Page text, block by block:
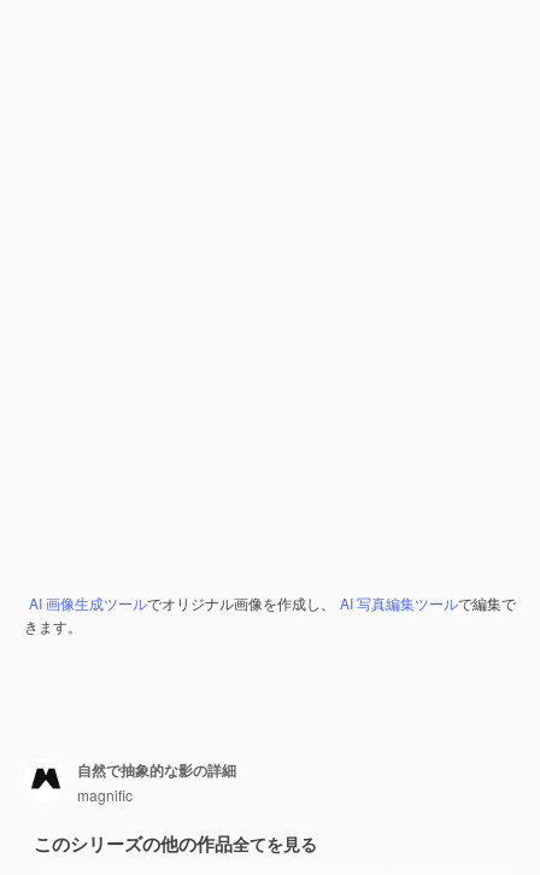
AI 画像生成ツールでオリジナル画像を作成し、 AI 写真編集ツールで編集で
きます。
自然で抽象的な影の詳細
magnific
このシリーズの他の作品全てを見る